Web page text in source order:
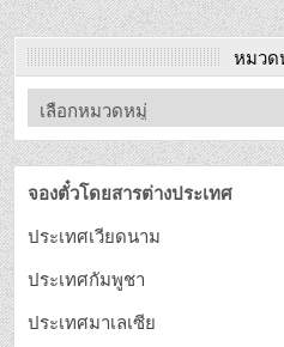
หมวด
จองตั๋วโดยสารต่างประเทศ
ประเทศเวียดนาม
ประเทศกัมพูชา
ประเทศมาเลเซีย